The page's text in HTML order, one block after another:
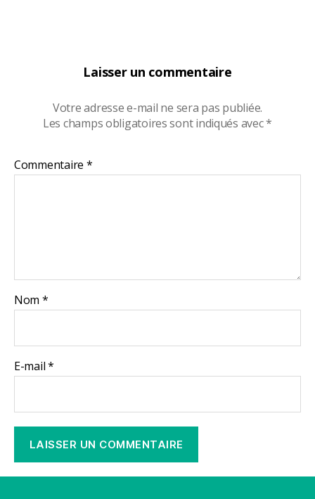
Laisser un commentaire
Votre adresse e-mail ne sera pas publiée.
Les champs obligatoires sont indiqués avec*
Commentaire *
Nom *
E-mail*